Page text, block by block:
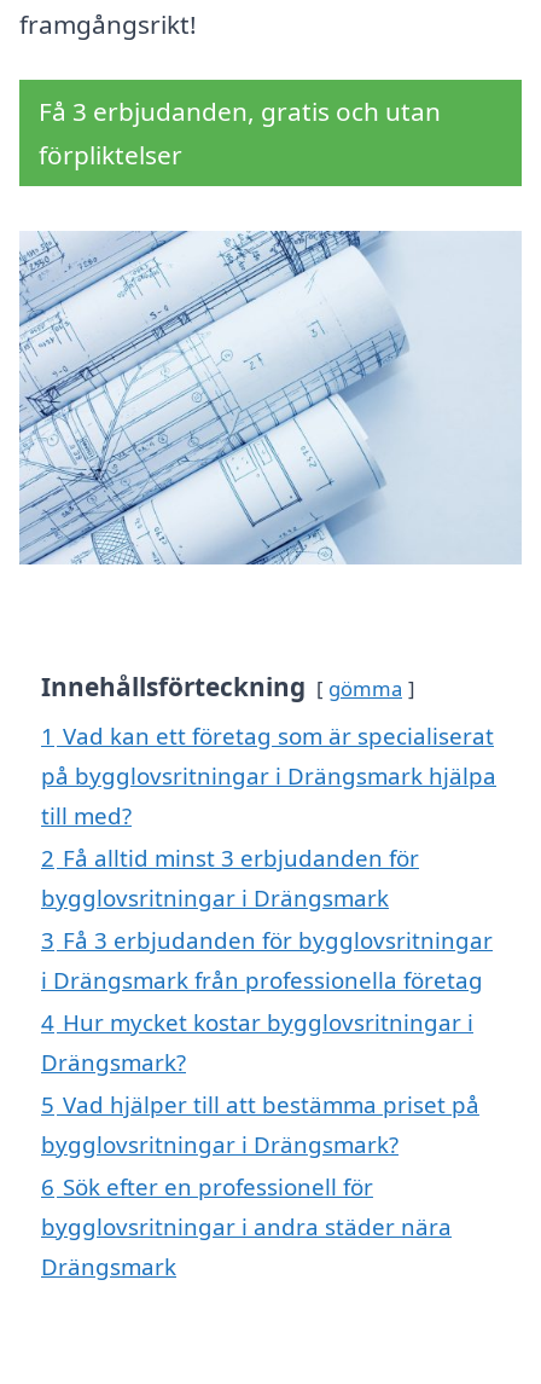
framgångsrikt!
Få 3 erbjudanden, gratis och utan
förpliktelser
Innehållsförteckning gömma
1 Vad kan ett företag som är specialiserat
på bygglovsritningar i Drängsmark hjälpa
till med?
2 Få alltid minst 3 erbjudanden för
bygglovsritningar i Drängsmark
3 Få 3 erbjudanden för bygglovsritningar
i Drängsmark från professionella företag
4 Hur mycket kostar bygglovsritningar i
Drängsmark?
5 Vad hjälper till att bestämma priset på
bygglovsritningar i Drängsmark?
6 Sök efter en professionell för
bygglovsritningar i andra städer nära
Drängsmark